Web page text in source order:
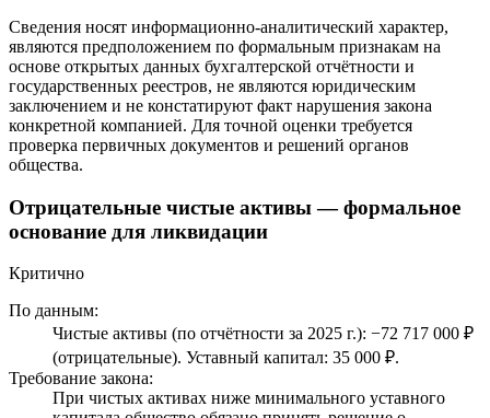
Сведения носят информационно-аналитический характер,
являются предположением по формальным признакам на
основе открытых данных бухгалтерской отчётности и
государственных реестров, не являются юридическим
заключением и не констатируют факт нарушения закона
конкретной компанией. Для точной оценки требуется
проверка первичных документов и решений органов
общества.
Отрицательные чистые активы — формальное
основание для ликвидации
Критично
По данным:
Чистые активы (по отчётности за 2025 г.): −72 717 000 ₽
(отрицательные). Уставный капитал: 35 000 ₽.
Требование закона:
При чистых активах ниже минимального уставного